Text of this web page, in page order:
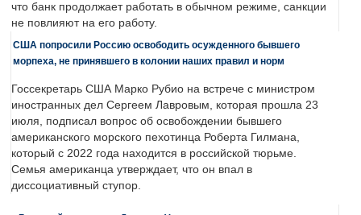
что банк продолжает работать в обычном режиме, санкции
не повлияют на его работу.
США попросили Россию освободить осужденного бывшего
морпеха, не принявшего в колонии наших правил и норм
Госсекретарь США Марко Рубио на встрече с министром
иностранных дел Сергеем Лавровым, которая прошла 23
июля, подписал вопрос об освобождении бывшего
американского морского пехотинца Роберта Гилмана,
который с 2022 года находится в российской тюрьме.
Семья американца утверждает, что он впал в
диссоциативный ступор.